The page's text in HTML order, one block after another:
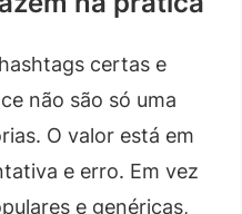
certas e
não são só uma
O valor está em
e erro. Em vez
e genéricas,